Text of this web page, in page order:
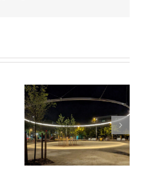
Parvis du Pont Neuf et
de La Samaritaine